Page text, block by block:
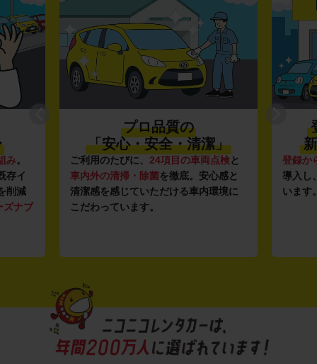
み。
存イ
削減
ズナブ
プロ品質の
「安心・安全・清潔」
ご利用のたびに、 24項目の車両点検と
車内外の清掃・除菌を徹底。安心感と
清潔感を感じていただける車内環境に
こだわっています。
登録か
導入し
います